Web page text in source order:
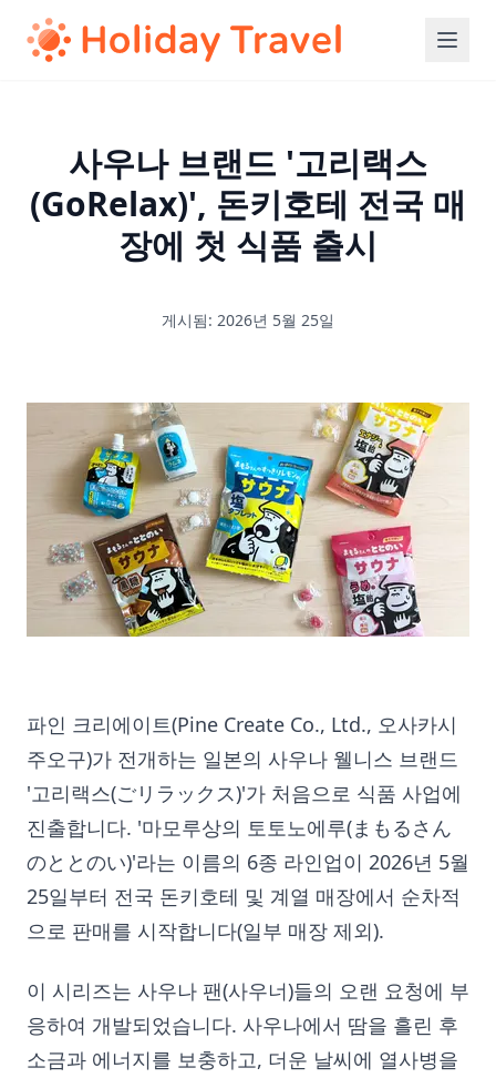
사우나 브랜드 '고리랙스
(GoRelax)', 돈키호테 전국 매
장에 첫 식품 출시
게시됨: 2026년 5월 25일
파인 크리에이트(Pine Create Co., Ltd., 오사카시
주오구)가 전개하는 일본의 사우나 웰니스 브랜드
'고리랙스(ごリラックス)'가 처음으로 식품 사업에
진출합니다. '마모루상의 토토노에루(まもるさん
のととのい)'라는 이름의 6종 라인업이 2026년 5월
25일부터 전국 돈키호테 및 계열 매장에서 순차적
으로 판매를 시작합니다(일부 매장 제외).
이 시리즈는 사우나 팬(사우너)들의 오랜 요청에 부
응하여 개발되었습니다. 사우나에서 땀을 흘린 후
소금과 에너지를 보충하고, 더운 날씨에 열사병을